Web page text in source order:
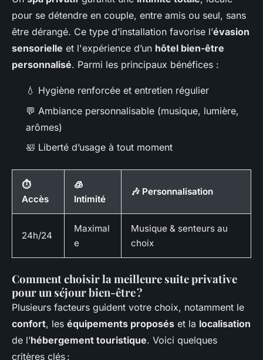
pour se détendre en couple, entre amis ou seul, sans
être dérangé. Ce type d’installation favorise l’évasion
sensorielle et l'expérience d’un hôtel bien-être
personnalisé. Parmi les principaux bénéfices :
💧 Hygiène renforcée et entretien régulier
💬 Ambiance personnalisable (musique, lumière,
arômes)
🛀 Liberté d’usage à tout moment
⏱
Accès
🧊
Intimité
🎶 Personnalisation
24h/24
Maximal
e
Musique & senteurs au
choix
Comment choisir la meilleure suite privative
pour un séjour bien-être ?
Plusieurs facteurs guident votre choix, notamment le
confort, les équipements proposés et la localisation
de l’hébergement touristique. Voici quelques
critères clés :